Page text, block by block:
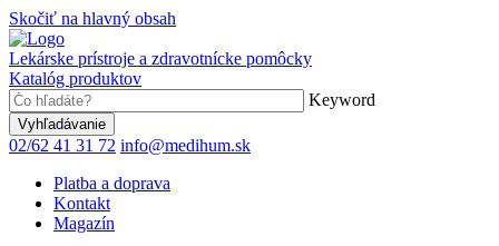
Skočiť na hlavný obsah
Lekárske prístroje a zdravotnícke pomôcky
Katalóg produktov
Keyword
02/62 41 31 72 info@medihum.sk
Platba a doprava
Kontakt
Magazín